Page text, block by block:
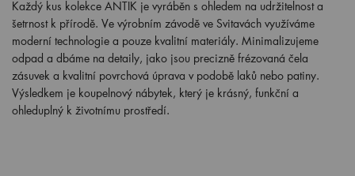
Každý kus kolekce ANTIK je vyráběn s ohledem na udržitelnost a
šetrnost k přírodě. Ve výrobním závodě ve Svitavách využíváme
moderní technologie a pouze kvalitní materiály. Minimalizujeme
odpad a dbáme na detaily, jako jsou precizně frézovaná čela
zásuvek a kvalitní povrchová úprava v podobě laků nebo patiny.
Výsledkem je koupelnový nábytek, který je krásný, funkční a
ohleduplný k životnímu prostředí.